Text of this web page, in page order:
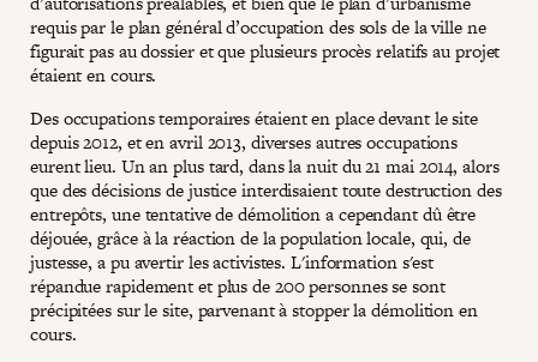
requis par le plan général d’occupation des sols de la ville ne
figurait pas au dossier et que plusieurs procès relatifs au projet
étaient en cours.
Des occupations temporaires étaient en place devant le site
depuis 2012, et en avril 2013, diverses autres occupations
eurent lieu. Un an plus tard, dans la nuit du 21 mai 2014, alors
que des décisions de justice interdisaient toute destruction des
entrepôts, une tentative de démolition a cependant dû être
déjouée, grâce à la réaction de la population locale, qui, de
justesse, a pu avertir les activistes. L'information s'est
répandue rapidement et plus de 200 personnes se sont
précipitées sur le site, parvenant à stopper la démolition en
cours.